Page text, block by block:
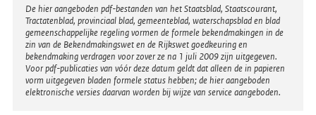
Disclaimer
De hier aangeboden pdf-bestanden van het Staatsblad, Staatscourant,
Tractatenblad, provinciaal blad, gemeenteblad, waterschapsblad en blad
gemeenschappelijke regeling vormen de formele bekendmakingen in de
zin van de Bekendmakingswet en de Rijkswet goedkeuring en
bekendmaking verdragen voor zover ze na 1 juli 2009 zijn uitgegeven.
Voor pdf-publicaties van vóór deze datum geldt dat alleen de in papieren
vorm uitgegeven bladen formele status hebben; de hier aangeboden
elektronische versies daarvan worden bij wijze van service aangeboden.